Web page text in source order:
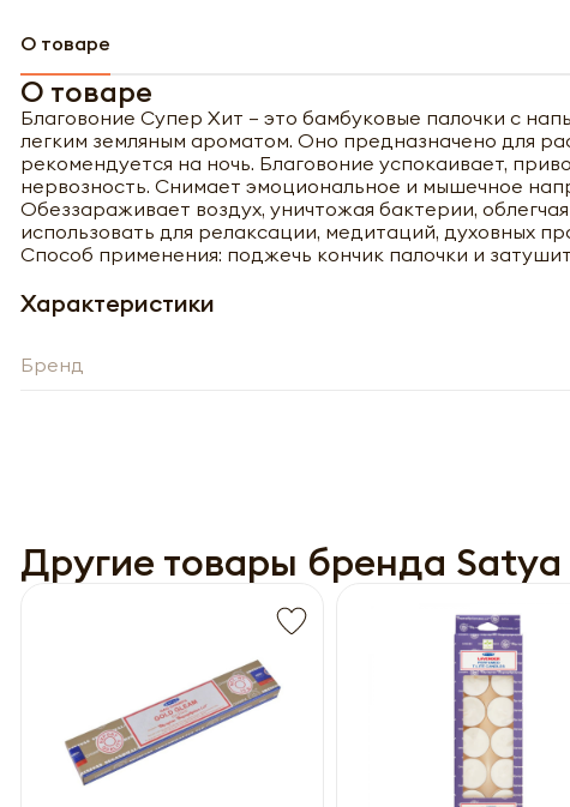
О товаре
О товаре
Благовоние Супер Хит – это бамбуковые палочки с
легким земляным ароматом. Оно предназначено для
рекомендуется на ночь. Благовоние успокаивает,
нервозность. Снимает эмоциональное и мышечное
Обеззараживает воздух, уничтожая бактерии,
использовать для релаксации, медитаций, духовных
Способ применения: поджечь кончик палочки и
Характеристики
Бренд
Другие товары бренда Satya
Обязательны